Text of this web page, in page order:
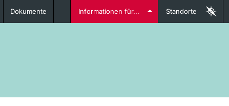
Dokumente Informationen für... Standorte